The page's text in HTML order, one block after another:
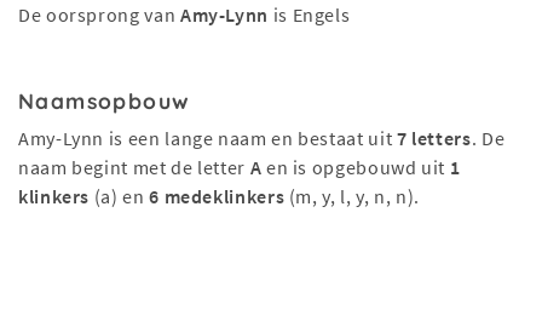
De oorsprong van Amy-Lynn is Engels
Naamsopbouw
Amy-Lynn is een lange naam en bestaat uit 7 letters. De
naam begint met de letter A en is opgebouwd uit 1
klinkers (a) en6 medeklinkers (m, y, l, y, n, n).